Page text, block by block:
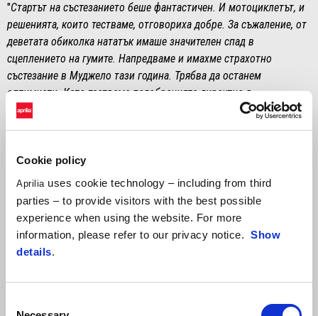
Cookie policy
Aprilia uses cookie technology – including from third
parties – to provide visitors with the best possible
experience when using the website. For more
information, please refer to our privacy notice. Show
details.
"Стартът на състезанието беше фантастичен. И мотоциклетът, и
решенията, които тестваме, отговориха добре. За съжаление, от
деветата обиколка нататък имаше значителен спад в
сцеплението на гумите. Напредваме и имахме страхотно
състезание в Муджело тази година. Трябва да останем
оптимисти. Като тестваме подобренията директно в
състезателна среда, моторът се развива бързо. Трябва да
продължим да работим по този начин, защото в MotoGP нищо
МАСИМО РИВОЛА
Три Aprilia в топ 10 със сигурност е добър резултат. Истинско
удоволствие е да видя машините RS-GP25 на Trackhouse MotoGP
Team конкурентоспособни с Раул и Ай, който се подобрява с
всяко излизане на пистата след завръщането си от контузия.
Марко, е че усилената ни работа се отплаща и не можем да не се